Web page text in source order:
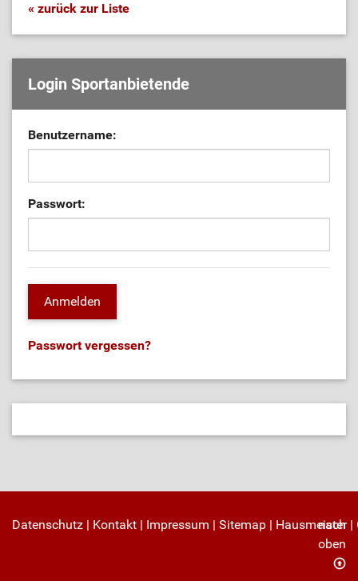
« zurück zur Liste
Login Sportanbietende
Benutzername:
Passwort:
Passwort vergessen?
Datenschutz | Kontakt | Impressum | Sitemap | Hausmeister|
nach
oben